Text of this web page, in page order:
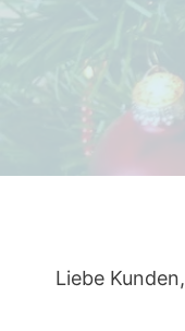
Liebe Kunden,